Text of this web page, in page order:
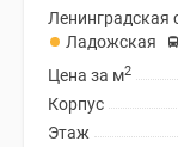
Ленинградская
Ладожская
Цена за м2
Корпус
Этаж